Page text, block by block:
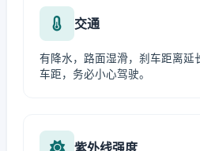
交通
有降水，路面湿滑，刹车距离延
车距，务必小心驾驶。
紫外线强度